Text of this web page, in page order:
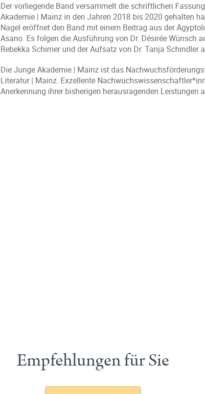
Der vorliegende Band versammelt die schriftlichen
Akademie | Mainz in den Jahren 2018 bis 2020 gehalten
Nagel eröffnet den Band mit einem Beitrag aus der
Asano. Es folgen die Ausführung von Dr. Désirée Wünsch
Rebekka Schirner und der Aufsatz von Dr. Tanja Schindler
Die Junge Akademie | Mainz ist das
Literatur | Mainz. Exzellente
Anerkennung ihrer bisherigen herausragenden
Empfehlungen für Sie